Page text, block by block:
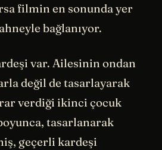
filmin en sonunda yer
bağlanıyor.
var. Ailesinin ondan
değil de tasarlayarak
verdiği ikinci çocuk
tasarlanarak
geçerli kardeşi